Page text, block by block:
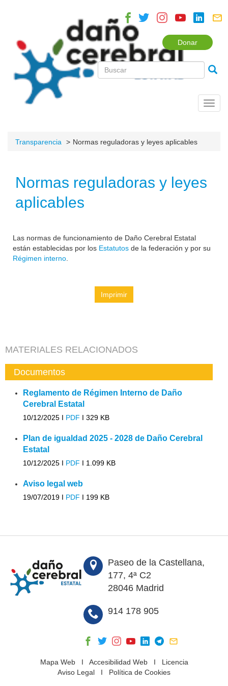
Donar
Transparencia Normas reguladoras y leyes aplicables
Normas reguladoras y leyes
aplicables
Las normas de funcionamiento de Daño Cerebral Estatal
están establecidas por los Estatutos de la federación y por su
Régimen interno
Imprimir
MATERIALES RELACIONADOS
Documentos
Reglamento de Régimen Interno de Daño
Cerebral Estatal
10/12/2025 I PDF I 329 KB
Plan de igualdad 2025 - 2028 de Daño Cerebral
Estatal
10/12/2025 I PDF I 1.099 KB
Aviso legal web
19/07/2019 I PDF I 199 KB
Paseo de la Castellana,
177, 4ª C2
28046 Madrid
914 178 905
Mapa WebI Accesibilidad WebI Licencia
Aviso Legal I Política de Cookies